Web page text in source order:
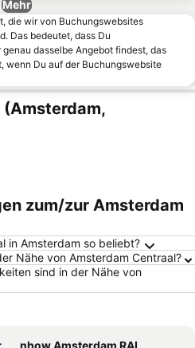
Mehr
die wir von Buchungswebsites
Das bedeutet, dass Du
dasselbe Angebot findest, das
wenn Du auf der Buchungswebsite
zum/zur Amsterdam
in Amsterdam so beliebt?
Nähe von Amsterdam Centraal?
sind in der Nähe von
nhow Amsterdam RAI